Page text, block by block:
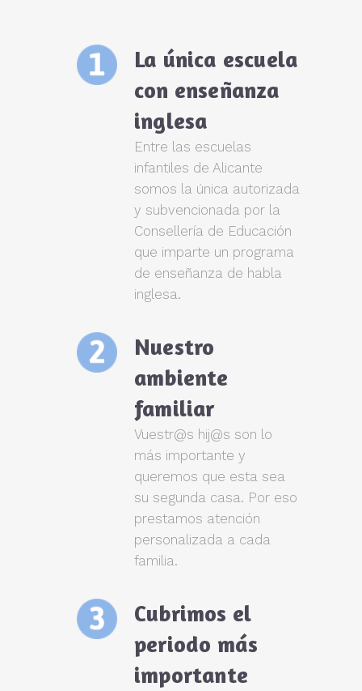
La única escuela
con enseñanza
inglesa
Entre las escuelas
infantiles de Alicante
somos la única autorizada
y subvencionada por la
Consellería de Educación
que imparte un programa
de enseñanza de habla
inglesa.
Nuestro
ambiente
familiar
Vuestr@s hij@s son lo
más importante y
queremos que esta sea
su segunda casa. Por eso
prestamos atención
personalizada a cada
familia.
Cubrimos el
periodo más
importante